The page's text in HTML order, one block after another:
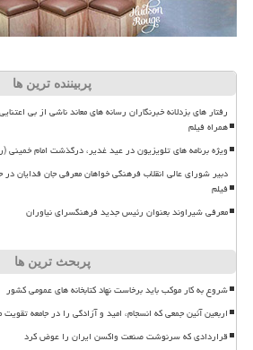
پربیننده ترین ها
رفتار های بزدلانه خبرنگاران رسانه های معاند ناشی از بی
همراه فیلم
ویژه برنامه های تلویزیون در عید غدیر، درگذشت امام خمینی (ره) و
دبیر شورای عالی انقلاب فرهنگی خواهان معرفی جان فدایان در
فیلم
معرفی شیراوند بعنوان رئیس جدید فرهنگسرای نیاوران
پربحث ترین ها
شروع به کار موکب باید برخاست نهاد کتابخانه های عمومی کشور
اربعین آئین جمعی که انسجام، امید و آزادگی را در جامعه
قراردادی که سرنوشت صنعت واکسن ایران را عوض کرد